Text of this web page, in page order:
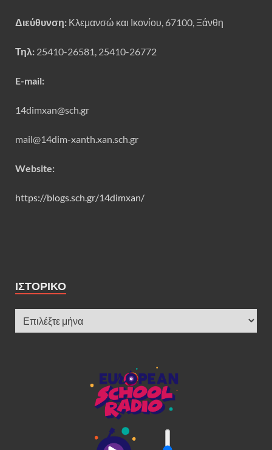
Διεύθυνση: Κλεμανσώ και Ικονίου, 67100, Ξάνθη
Τηλ: 25410-26581, 25410-26772
E-mail:
14dimxan@sch.gr
mail@14dim-xanth.xan.sch.gr
Website:
https://blogs.sch.gr/14dimxan/
ΙΣΤΟΡΙΚΌ